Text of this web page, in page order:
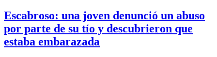
Escabroso: una joven denunció un abuso
por parte de su tío y descubrieron que
estaba embarazada